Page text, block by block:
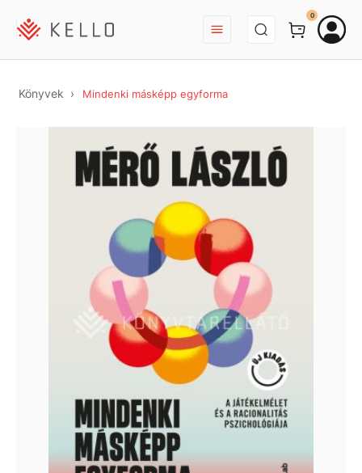
BEJELENTKEZÉS
0
Könyvek Mindenki másképp egyforma